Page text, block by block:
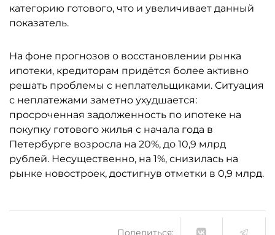
категорию готового, что и увеличивает данный
показатель.
На фоне прогнозов о восстановлении рынка
ипотеки, кредиторам придётся более активно
решать проблемы с неплательщиками. Ситуация
с неплатежами заметно ухудшается:
просроченная задолженность по ипотеке на
покупку готового жилья с начала года в
Петербурге возросла на 20%, до 10,9 млрд
рублей. Несущественно, на 1%, снизилась на
рынке новостроек, достигнув отметки в 0,9 млрд.
Поделиться: